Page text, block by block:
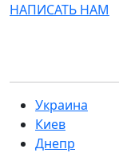
НАПИСАТЬ НАМ
Украина
Киев
Днепр